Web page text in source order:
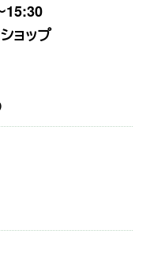
15:30
ョップ